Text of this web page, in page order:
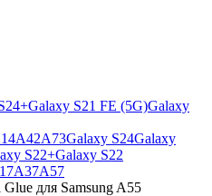
Galaxy S21 FE (5G)Galaxy
A42A73Galaxy S24Galaxy
S22+Galaxy S22
A37A57
для Samsung A55